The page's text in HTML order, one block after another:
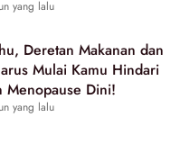
yang lalu
Deretan Makanan dan
Mulai Kamu Hindari
Menopause Dini!
yang lalu